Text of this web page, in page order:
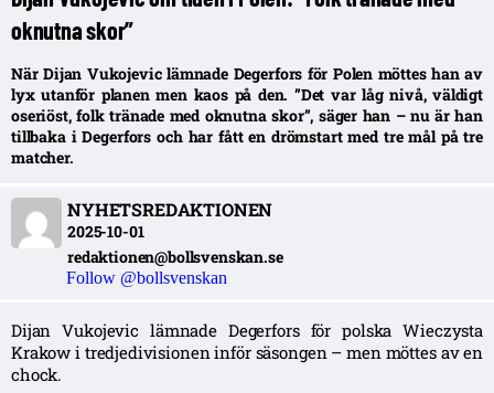
oknutna skor”
När Dijan Vukojevic lämnade Degerfors för Polen möttes han av
lyx utanför planen men kaos på den. ”Det var låg nivå, väldigt
oseriöst, folk tränade med oknutna skor”, säger han – nu är han
tillbaka i Degerfors och har fått en drömstart med tre mål på tre
matcher.
NYHETSREDAKTIONEN
2025-10-01
redaktionen@bollsvenskan.se
Follow @bollsvenskan
Dijan Vukojevic lämnade Degerfors för polska Wieczysta
Krakow i tredjedivisionen inför säsongen – men möttes av en
chock.